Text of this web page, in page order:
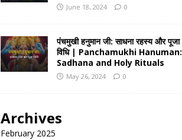
June 18, 2024 0
पंचमुखी हनुमान जी: साधना रहस्य और पूजा
विधि | Panchamukhi Hanuman:
Sadhana and Holy Rituals
May 26, 2024 0
Archives
February 2025